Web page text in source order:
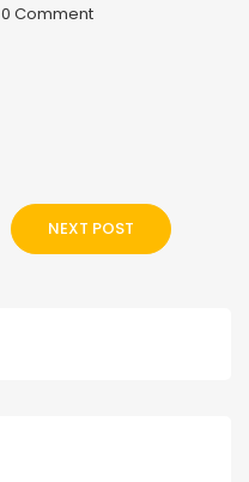
0 Comment
NEXT POST